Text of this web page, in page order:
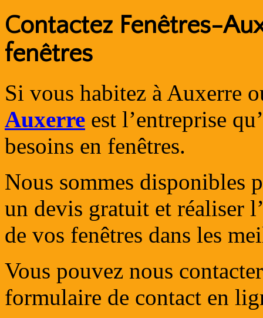
Contactez Fenêtres-
fenêtres
Si vous habitez à Auxerre
Auxerre est l’entreprise
besoins en fenêtres.
Nous sommes disponibles
un devis gratuit et réaliser
de vos fenêtres dans les
Vous pouvez nous
formulaire de contact en